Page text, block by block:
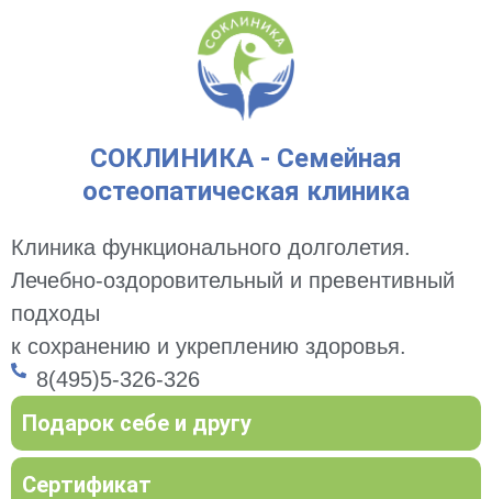
СОКЛИНИКА - Семейная
остеопатическая клиника
Клиника функционального долголетия.
Лечебно-оздоровительный и превентивный
подходы
к сохранению и укреплению здоровья.
8(495)5-326-326
Подарок себе и другу
Сертификат